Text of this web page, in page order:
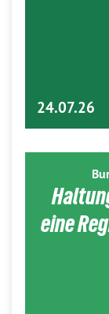
24.07.26
eine